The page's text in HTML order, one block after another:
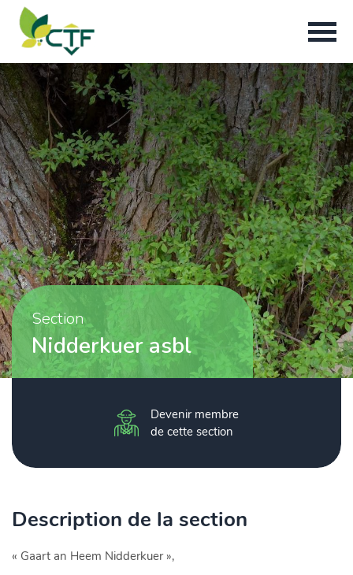
Section
Nidderkuer asbl
Devenir membre
de cette section
Description de la section
« Gaart an Heem Nidderkuer »,